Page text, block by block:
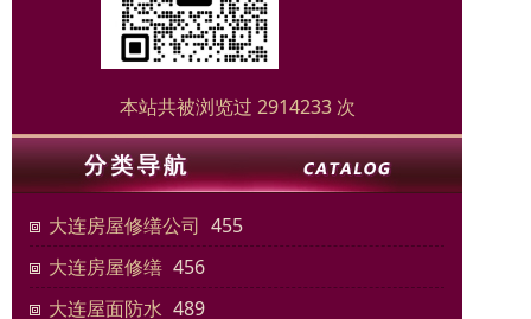
本站共被浏览过 2914233 次
大连房屋修缮公司 455
大连房屋修缮 456
大连屋面防水 489